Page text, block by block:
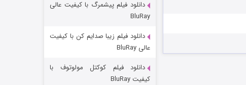
جادوگری در مغولستان
دانلود فیلم پیشمرگ با کیفیت عالی
BluRay
دانلود فیلم زیبا صدایم کن با کیفیت
عالی BluRay
دانلود فیلم کوکتل مولوتوف با
کیفیت BluRay